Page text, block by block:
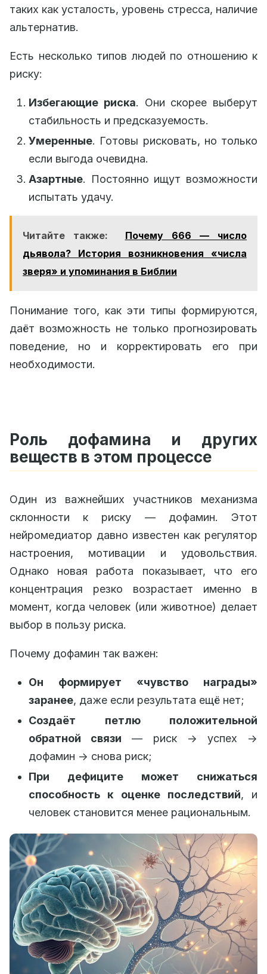
таких как усталость, уровень стресса, наличие
альтернатив.
Есть несколько типов людей по отношению к
риску:
Избегающие риска. Они скорее выберут
стабильность и предсказуемость.
Умеренные. Готовы рисковать, но только
если выгода очевидна.
Азартные. Постоянно ищут возможности
испытать удачу.
Читайте также:
Почему 666 — число
дьявола? История возникновения «числа
зверя» и упоминания в Библии
Понимание того, как эти типы формируются,
даёт возможность не только прогнозировать
поведение, но и корректировать его при
необходимости.
Роль дофамина и других
веществ в этом процессе
Один из важнейших участников механизма
склонности к риску — дофамин. Этот
нейромедиатор давно известен как регулятор
настроения, мотивации и удовольствия.
Однако новая работа показывает, что его
концентрация резко возрастает именно в
момент, когда человек (или животное) делает
выбор в пользу риска.
Почему дофамин так важен:
Он формирует «чувство награды»
заранее, даже если результата ещё нет;
Создаёт петлю положительной
обратной связи — риск → успех →
дофамин → снова риск;
При дефиците может снижаться
способность к оценке последствий, и
человек становится менее рациональным.